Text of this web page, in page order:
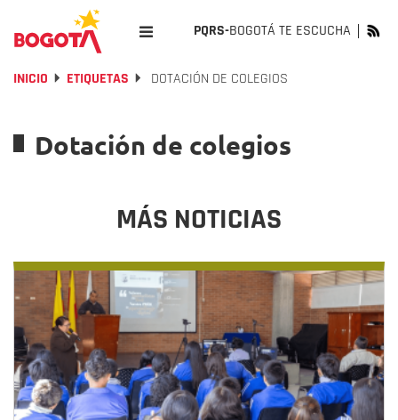
PQRS-BOGOTÁ TE ESCUCHA
INICIO ETIQUETAS DOTACIÓN DE COLEGIOS
Dotación de colegios
MÁS NOTICIAS